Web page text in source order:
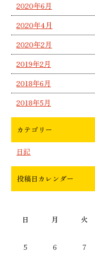
2020年6月
2020年4月
2020年2月
2019年2月
2018年6月
2018年5月
カテゴリー
日記
投稿日カレンダー
日
月 火
5
6 7